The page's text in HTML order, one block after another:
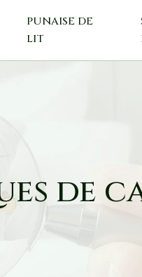
PUNAISE DE
LIT
de